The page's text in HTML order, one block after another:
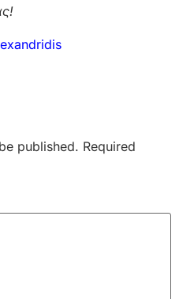
published. Required